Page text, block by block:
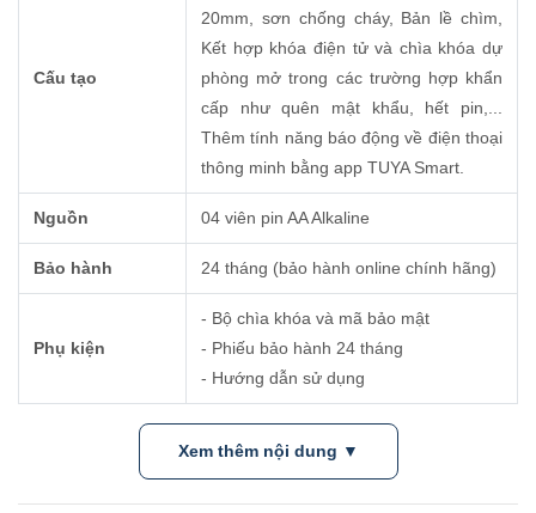
Cấu tạo
20mm, sơn chống cháy, Bản lề chìm,
Kết hợp khóa điện tử và chìa khóa dự
phòng mở trong các trường hợp khẩn
cấp như quên mật khẩu, hết pin,...
Thêm tính năng báo động về điện thoại
thông minh bằng app TUYA Smart.
Nguồn 04 viên pin AA Alkaline
Bảo hành 24 tháng (bảo hành online chính hãng)
Phụ kiện
- Bộ chìa khóa và mã bảo mật
- Phiếu bảo hành 24 tháng
- Hướng dẫn sử dụng
Xem thêm nội dung ▼